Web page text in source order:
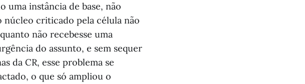
uma instância de base, não
núcleo criticado pela célula não
não recebesse uma
do assunto, e sem sequer
da CR, esse problema se
o que só ampliou o